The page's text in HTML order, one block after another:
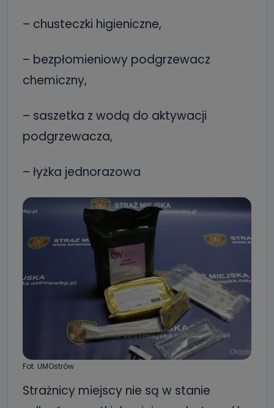
– chusteczki higieniczne,
– bezpłomieniowy podgrzewacz
chemiczny,
– saszetka z wodą do aktywacji
podgrzewacza,
– łyżka jednorazowa
Fot. UMOstrów
Strażnicy miejscy nie są w stanie